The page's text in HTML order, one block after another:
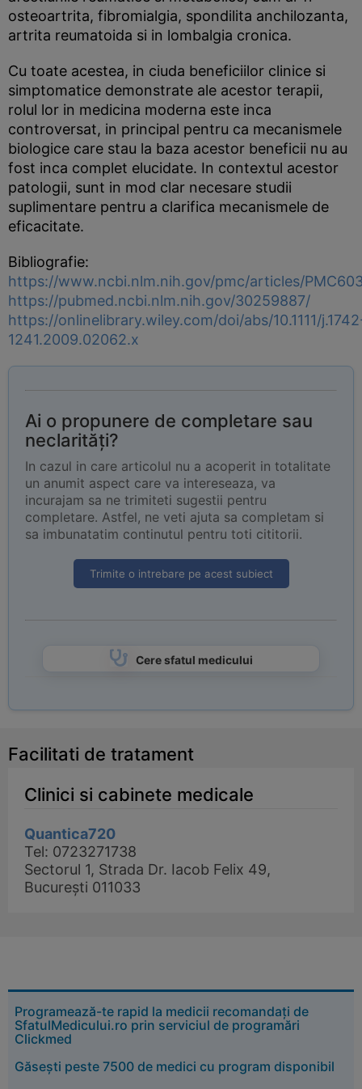
osteoartrita, fibromialgia, spondilita anchilozanta,
artrita reumatoida si in lombalgia cronica.
Cu toate acestea, in ciuda beneficiilor clinice si
simptomatice demonstrate ale acestor terapii,
rolul lor in medicina moderna este inca
controversat, in principal pentru ca mecanismele
biologice care stau la baza acestor beneficii nu au
fost inca complet elucidate. In contextul acestor
patologii, sunt in mod clar necesare studii
suplimentare pentru a clarifica mecanismele de
eficacitate.
Bibliografie:
https://www.ncbi.nlm.nih.gov/pmc/articles/
https://pubmed.ncbi.nlm.nih.gov/30259887/
https://onlinelibrary.wiley.com/doi/abs/10.1111/
1241.2009.02062.x
Ai o propunere de completare sau
neclarități?
In cazul in care articolul nu a acoperit in totalitate
un anumit aspect care va intereseaza, va
incurajam sa ne trimiteti sugestii pentru
completare. Astfel, ne veti ajuta sa completam si
sa imbunatatim continutul pentru toti cititorii.
Trimite o intrebare pe acest subiect
Cere sfatul medicului
Facilitati de tratament
Clinici si cabinete medicale
Quantica720
Tel: 0723271738
Sectorul 1, Strada Dr. Iacob Felix 49,
București 011033
Programează-te rapid la medicii recomandați de
SfatulMedicului.ro prin serviciul de programări
Clickmed
Găsești peste 7500 de medici cu program disponibil